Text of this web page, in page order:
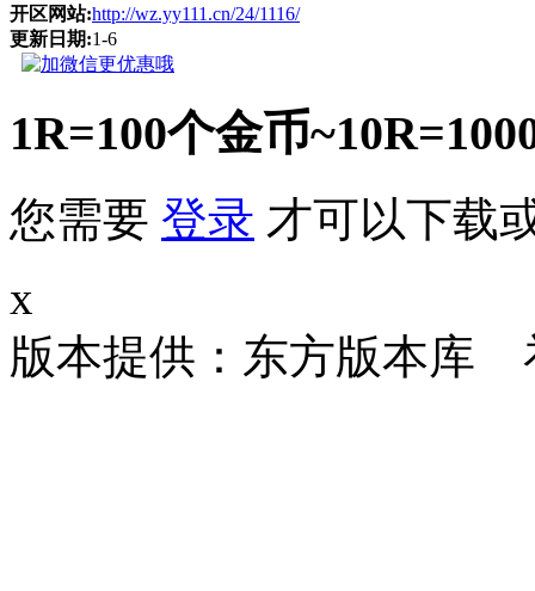
开区网站:http://wz.yy111.cn/24/1116/
更新日期:1-6
1R=100个金币
您需要 登录 才可以下载
x
版本提供：东方版本